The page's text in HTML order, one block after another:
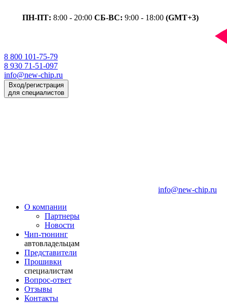
ПН-ПТ: 8:00 - 20:00 СБ-ВС: 9:00 - 18:00 (GMT+3)
8 800 101-75-79
8 930 71-51-097
info@new-chip.ru
Вход/регистрация
для специалистов
info@new-chip.ru
О компании
Партнеры
Новости
Чип-тюнинг
автовладельцам
Представители
Прошивки
специалистам
Вопрос-ответ
Отзывы
Контакты